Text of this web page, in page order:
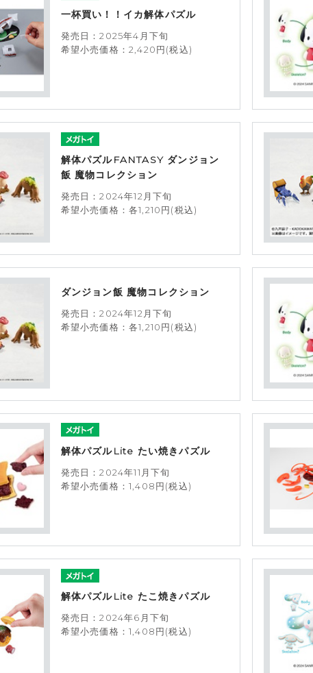
一杯買い！！イカ解体パズル
発売日：2025年4月下旬
希望小売価格：2,420円(税込)
解体パズルFANTASY ダンジョン
飯 魔物コレクション
発売日：2024年12月下旬
希望小売価格：各1,210円(税込)
ダンジョン飯 魔物コレクション
発売日：2024年12月下旬
希望小売価格：各1,210円(税込)
解体パズルLite たい焼きパズル
発売日：2024年11月下旬
希望小売価格：1,408円(税込)
解体パズルLite たこ焼きパズル
発売日：2024年6月下旬
希望小売価格：1,408円(税込)